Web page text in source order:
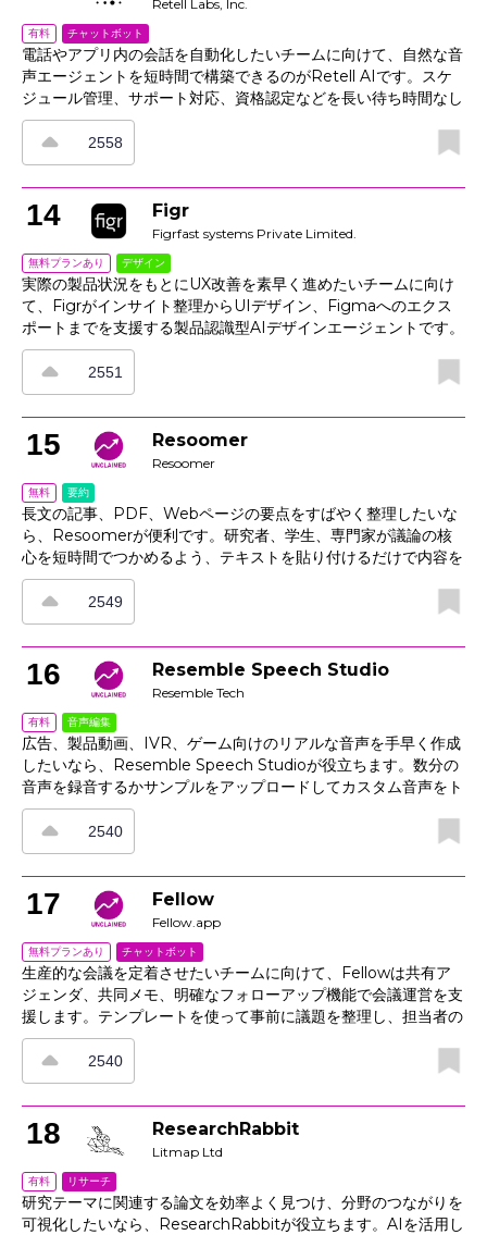
率よく公開・運用できます。
Retell Labs, Inc.
有料 チャットボット
電話やアプリ内の会話を自動化したいチームに向けて、自然な音
声エージェントを短時間で構築できるのがRetell AIです。スケ
ジュール管理、サポート対応、資格認定などを長い待ち時間なし
で進められ、設計フローではインテントとメモリを使ってCRM
やスケジューラーと連携し、状況に応じて人間へ引き継げます。
ストリーミング遅延により会話の受け答えも自然で、分析機能で
成果や異議を把握しながらスクリプトの改善が可能です。さらに
ガードレールによって、トーン、コンプライアンス、データプラ
イバシーを地域を問わず管理できます。
2558
14 Figr
Figrfast systems Private Limited.
無料プランあり デザイン
実際の製品状況をもとにUX改善を素早く進めたいチームに向け
て、Figrがインサイト整理からUIデザイン、Figmaへのエクス
ポートまでを支援する製品認識型AIデザインエージェントです。
スクリーンショット、Figmaファイル、録画、Webキャプチ
ャ、製品ドキュメント、分析CSV、ライブ製品クロールなど、さ
まざまな形式で製品情報を読み取り、UXインサイト、ユーザー
フロー、PRD、エッジケース、テストケースを生成します。レ
イヤー構造を保ったままFigmaに書き出せるため、チームはそ
のまま改良作業とリリース準備を進められます。さらに、ルール
とメモリー機能により、リリースやチームをまたいでも提案の一
貫性を維持できます。
2551
15 Resoomer
Resoomer
無料 要約
長文の記事、PDF、Webページの要点をすばやく整理したいな
ら、Resoomerが便利です。研究者、学生、専門家が議論の核
心を短時間でつかめるよう、テキストを貼り付けるだけで内容を
要約でき、拡張機能を使えばソースの取り込みも簡単です。構造
をできるだけ保ったまま、簡潔なアウトラインから詳細なアウト
ラインまで選べるほか、トピック検出、キーワード、引用によっ
てテーマを明確に把握できます。さらに、エクスポート機能を使
えばメモをドキュメントや参考資料ツールへ送信でき、ソース比
較や関係者への共有にも役立ちます。
2549
16 Resemble Speech Studio
Resemble Tech
有料 音声編集
広告、製品動画、IVR、ゲーム向けのリアルな音声を手早く作成
したいなら、Resemble Speech Studioが役立ちます。数分の
音声を録音するかサンプルをアップロードしてカスタム音声をト
レーニングし、スクリプトを入力したうえで、ピッチ・ペース・
強調を行ごとに細かく調整できます。多言語合成にも対応してお
り、主要な地域向けの音声制作を効率化できます。さらに、API
とプロジェクトタイムラインでアセットを整理しやすく、制作か
ら配信までをスムーズに進めながら、地域やチャネルごとに一貫
したブランドイメージを保てます。
2540
17 Fellow
Fellow.app
無料プランあり チャットボット
生産的な会議を定着させたいチームに向けて、Fellowは共有ア
ジェンダ、共同メモ、明確なフォローアップ機能で会議運営を支
援します。テンプレートを使って事前に議題を整理し、担当者の
割り当てや各項目の時間設定も可能です。会議中は決定事項やタ
スクをその場で記録でき、終了後はアクションアイテムをプロジ
ェクトツールやカレンダーへ同期できます。さらに分析機能で会
議時間の使い方を可視化し、組織全体の会議改善にも役立ちま
す。連携機能により、コピー＆ペーストに頼らず運用の一貫性を
保てるのも特長です。
2540
18 ResearchRabbit
Litmap Ltd
有料 リサーチ
研究テーマに関連する論文を効率よく見つけ、分野のつながりを
可視化したいなら、ResearchRabbitが役立ちます。AIを活用し